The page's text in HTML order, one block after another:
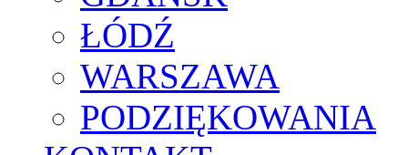
ŁÓDŹ
WARSZAWA
PODZIĘKOWANIA